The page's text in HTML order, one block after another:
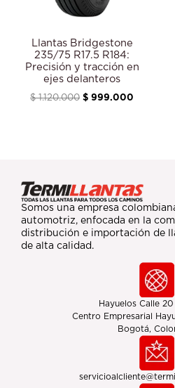
Llantas Bridgestone
235/75 R17.5 R184:
Precisión y tracción en
ejes delanteros
$1.120.000 $ 999.000
Somos una empresa
automotriz, enfocada en la
distribución e importación de
de alta calidad.
Hayuelos Calle
Centro Empresarial
Bogotá,